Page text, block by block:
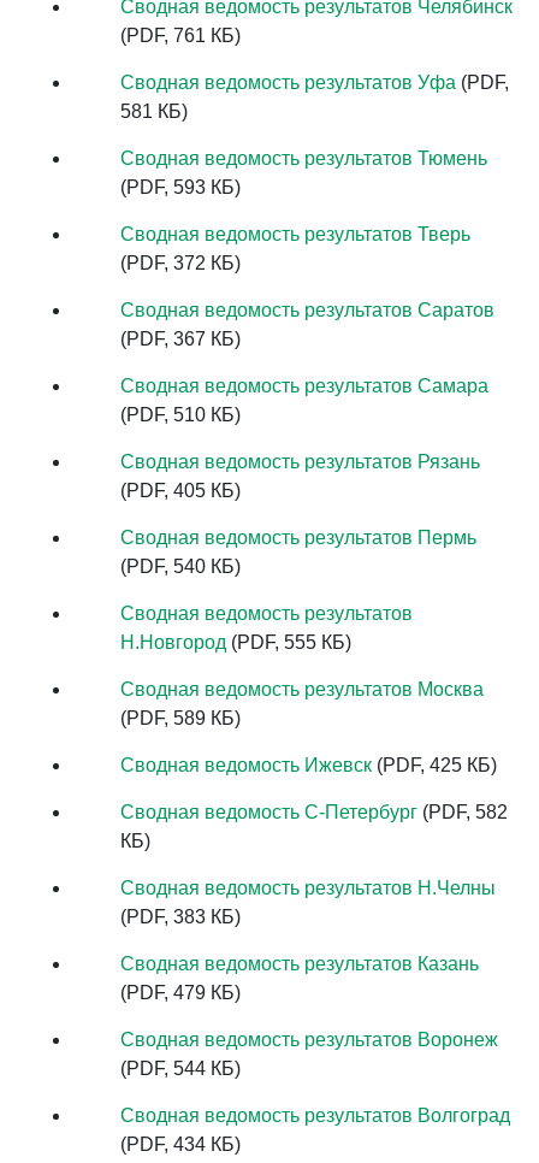
Сводная ведомость результатов Челябинск
(PDF, 761 КБ)
Сводная ведомость результатов Уфа (PDF,
581 КБ)
Сводная ведомость результатов Тюмень
(PDF, 593 КБ)
Сводная ведомость результатов Тверь
(PDF, 372 КБ)
Сводная ведомость результатов Саратов
(PDF, 367 КБ)
Сводная ведомость результатов Самара
(PDF, 510 КБ)
Сводная ведомость результатов Рязань
(PDF, 405 КБ)
Сводная ведомость результатов Пермь
(PDF, 540 КБ)
Сводная ведомость результатов
Н.Новгород (PDF, 555 КБ)
Сводная ведомость результатов Москва
(PDF, 589 КБ)
Сводная ведомость Ижевск (PDF, 425 КБ)
Сводная ведомость С-Петербург (PDF, 582
КБ)
Сводная ведомость результатов Н.Челны
(PDF, 383 КБ)
Сводная ведомость результатов Казань
(PDF, 479 КБ)
Сводная ведомость результатов Воронеж
(PDF, 544 КБ)
Сводная ведомость результатов Волгоград
(PDF, 434 КБ)